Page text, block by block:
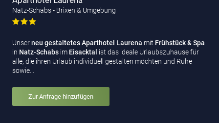
Natz-Schabs - Brixen & Umgebung
Unserneu gestaltetes Aparthotel Laurena mit Frühstück & Spa
in Natz-Schabs im Eisacktal ist das ideale Urlaubszuhause für
alle, die ihren Urlaub individuell gestalten möchten und Ruhe
sowie…
Zur Anfrage hinzufügen